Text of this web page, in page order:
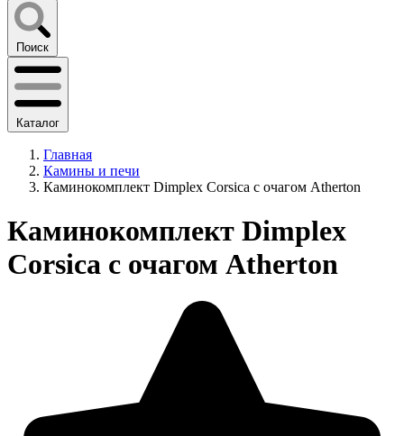
Поиск
Каталог
Главная
Камины и печи
Каминокомплект Dimplex Corsica с очагом Atherton
Каминокомплект Dimplex
Corsica с очагом Atherton